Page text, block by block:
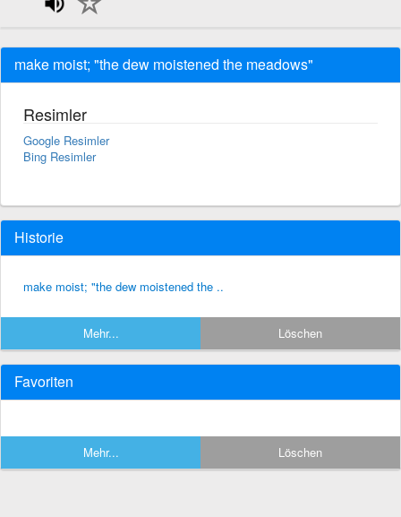
make moist; "the dew moistened the meadows"
Resimler
Google Resimler
Bing Resimler
Historie
make moist; "the dew moistened the ..
Mehr... Löschen
Favoriten
Mehr... Löschen